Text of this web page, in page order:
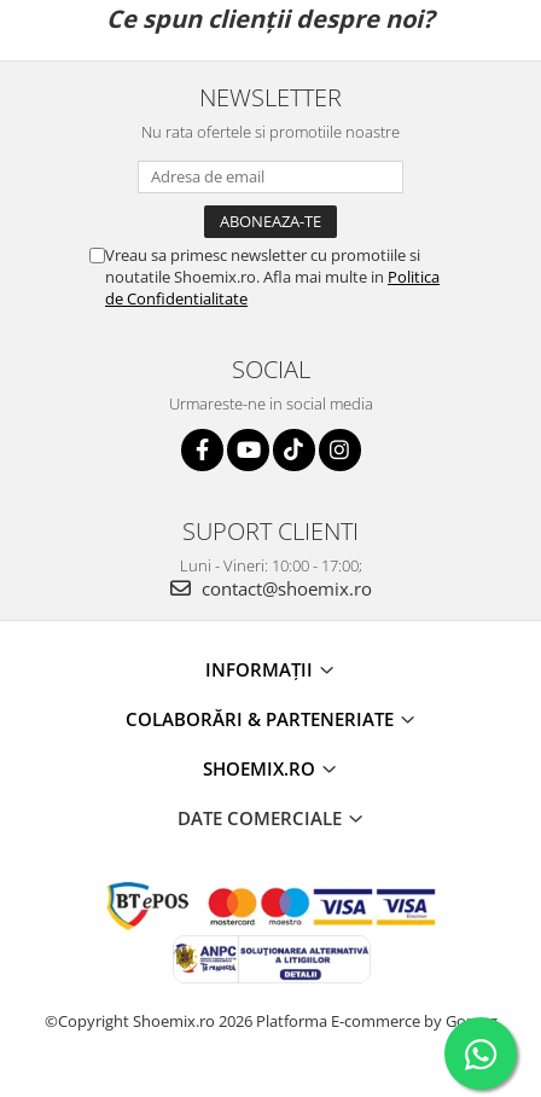
Ce spun clienții despre noi?
NEWSLETTER
Nu rata ofertele si promotiile noastre
Vreau sa primesc newsletter cu promotiile si
noutatile Shoemix.ro. Afla mai multe in Politica
de Confidentialitate
SOCIAL
Urmareste-ne in social media
SUPORT CLIENTI
Luni - Vineri: 10:00 - 17:00;
contact@shoemix.ro
INFORMAȚII
COLABORĂRI & PARTENERIATE
SHOEMIX.RO
DATE COMERCIALE
©Copyright Shoemix.ro 2026 Platforma E-commerce by Gomag